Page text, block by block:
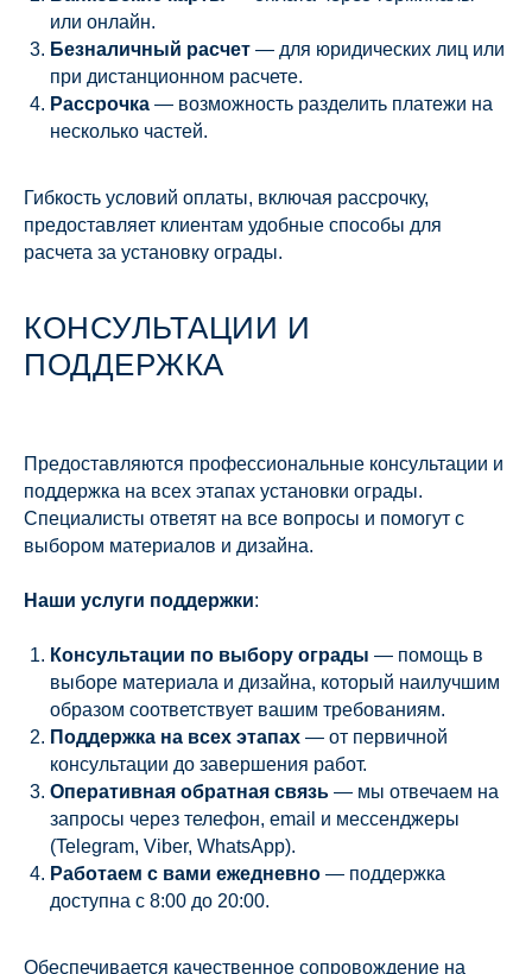
или онлайн.
Безналичный расчет — для юридических лиц или
при дистанционном расчете.
Рассрочка — возможность разделить платежи на
несколько частей.
Гибкость условий оплаты, включая рассрочку,
предоставляет клиентам удобные способы для
расчета за установку ограды.
КОНСУЛЬТАЦИИ И
ПОДДЕРЖКА
Предоставляются профессиональные консультации и
поддержка на всех этапах установки ограды.
Специалисты ответят на все вопросы и помогут с
выбором материалов и дизайна.
Наши услуги поддержки:
Консультации по выбору ограды — помощь в
выборе материала и дизайна, который наилучшим
образом соответствует вашим требованиям.
Поддержка на всех этапах — от первичной
консультации до завершения работ.
Оперативная обратная связь — мы отвечаем на
запросы через телефон, email и мессенджеры
(Telegram, Viber, WhatsApp).
Работаем с вами ежедневно — поддержка
доступна с 8:00 до 20:00.
Обеспечивается качественное сопровождение на